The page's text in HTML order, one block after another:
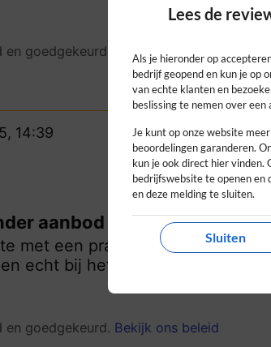
goedgekeurd. Bekijk ons beleid
14:39
aanbod
met een prachtig aanbod aan
echt bij het maken van de juiste
en goedgekeurd. Bekijk ons beleid
Lees de
Als je hieronder op
bedrijf geopend en kun je op
van echte klanten en
beslissing te nemen over een
Je kunt op onze website
beoordelingen garanderen.
kun je ook direct hier vinden.
bedrijfswebsite te openen en
en deze melding te sluiten.
Sluiten